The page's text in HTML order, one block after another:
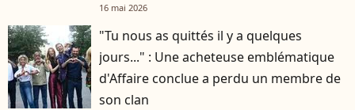
16 mai 2026
"Tu nous as quittés il y a quelques
jours..." : Une acheteuse emblématique
d'Affaire conclue a perdu un membre de
son clan